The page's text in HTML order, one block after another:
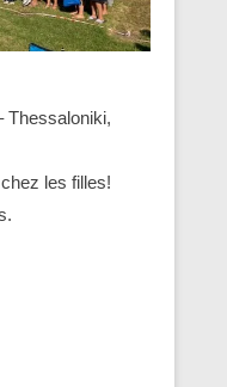
Thessaloniki,
les filles!